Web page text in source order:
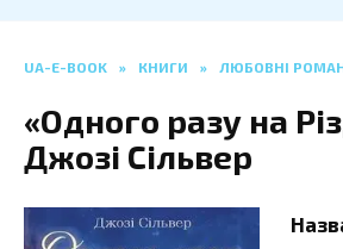
UA-E-BOOK » КНИГИ » ЛЮБОВНІ
«Одного разу на
Джозі Сільвер